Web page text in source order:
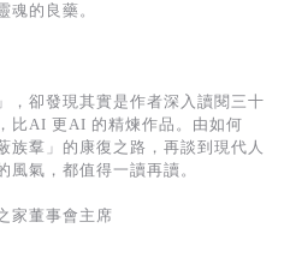
魂的良藥。
，卻發現其實是作者深入讀閱三十
比AI 更AI 的精煉作品。由如何
族羣」的康復之路，再談到現代人
氣，都值得一讀再讀。
家董事會主席